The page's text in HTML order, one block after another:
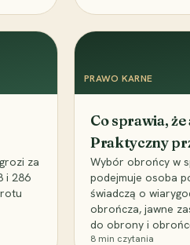
za
i 286
PRAWO KARNE
Co sprawia,
Praktyczny
Wybór obrońcy w
podejmuje osoba
świadczą o
obrończa, jawne
do obrony i
8 min czytania